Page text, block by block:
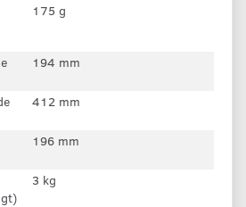
175 g
194 mm
412 mm
196 mm
3 kg